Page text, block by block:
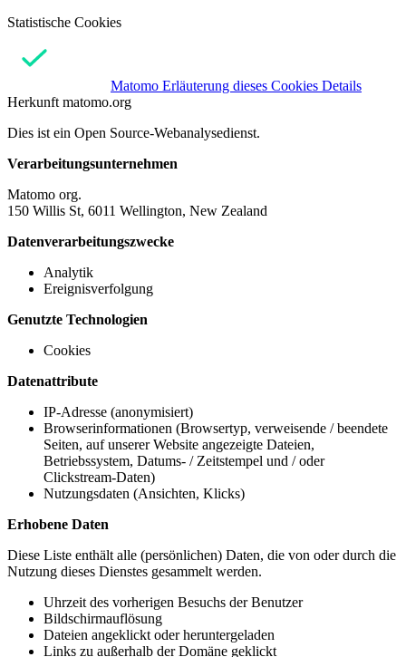
Statistische Cookies
Matomo Erläuterung dieses Cookies Details
Herkunft matomo.org
Dies ist ein Open Source-Webanalysedienst.
Verarbeitungsunternehmen
Matomo org.
150 Willis St, 6011 Wellington, New Zealand
Datenverarbeitungszwecke
Analytik
Ereignisverfolgung
Genutzte Technologien
Cookies
Datenattribute
IP-Adresse (anonymisiert)
Browserinformationen (Browsertyp, verweisende / beendete
Seiten, auf unserer Website angezeigte Dateien,
Betriebssystem, Datums- / Zeitstempel und / oder
Clickstream-Daten)
Nutzungsdaten (Ansichten, Klicks)
Erhobene Daten
Diese Liste enthält alle (persönlichen) Daten, die von oder durch die
Nutzung dieses Dienstes gesammelt werden.
Uhrzeit des vorherigen Besuchs der Benutzer
Bildschirmauflösung
Dateien angeklickt oder heruntergeladen
Links zu außerhalb der Domäne geklickt